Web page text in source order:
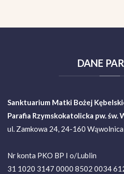
DANE
Sanktuarium Matki Bożej
Parafia Rzymskokatolicka pw.
ul. Zamkowa 24, 24-160 Wąwolnica
Nr konta PKO BP I o/Lublin
31 1020 3147 0000 8502 0034